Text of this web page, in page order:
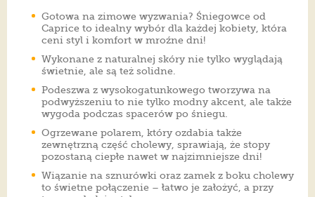
Gotowa na zimowe wyzwania? Śniegowce od
Caprice to idealny wybór dla każdej kobiety, która
ceni styl i komfort w mroźne dni!
Wykonane z naturalnej skóry nie tylko wyglądają
świetnie, ale są też solidne.
Podeszwa z wysokogatunkowego tworzywa na
podwyższeniu to nie tylko modny akcent, ale także
wygoda podczas spacerów po śniegu.
Ogrzewane polarem, który ozdabia także
zewnętrzną część cholewy, sprawiają, że stopy
pozostaną ciepłe nawet w najzimniejsze dni!
Wiązanie na sznurówki oraz zamek z boku cholewy
to świetne połączenie – łatwo je założyć, a przy